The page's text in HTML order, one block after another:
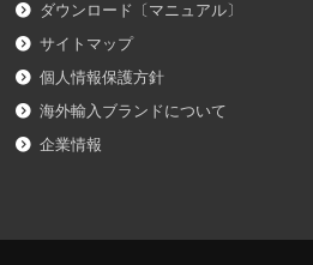
ダウンロード〔マニュアル〕
サイトマップ
個人情報保護方針
海外輸入ブランドについて
企業情報